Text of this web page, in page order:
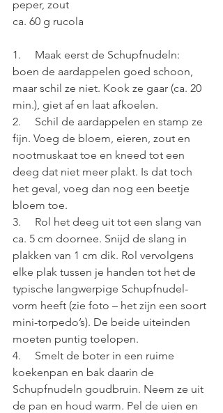
peper, zout
ca. 60 g rucola
1.     Maak eerst de Schupfnudeln:
boen de aardappelen goed schoon,
maar schil ze niet. Kook ze gaar (ca. 20
min.), giet af en laat afkoelen.
2.     Schil de aardappelen en stamp ze
fijn. Voeg de bloem, eieren, zout en
nootmuskaat toe en kneed tot een
deeg dat niet meer plakt. Is dat toch
het geval, voeg dan nog een beetje
bloem toe.
3.     Rol het deeg uit tot een slang van
ca. 5 cm doornee. Snijd de slang in
plakken van 1 cm dik. Rol vervolgens
elke plak tussen je handen tot het de
typische langwerpige Schupfnudel-
vorm heeft (zie foto – het zijn een soort
mini-torpedo’s). De beide uiteinden
moeten puntig toelopen.
4.     Smelt de boter in een ruime
koekenpan en bak daarin de
Schupfnudeln goudbruin. Neem ze uit
de pan en houd warm. Pel de uien en